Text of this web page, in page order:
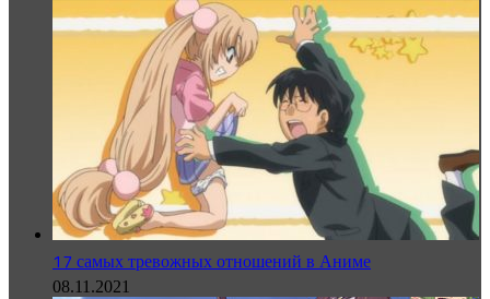
17 самых тревожных отношений в Аниме
08.11.2021